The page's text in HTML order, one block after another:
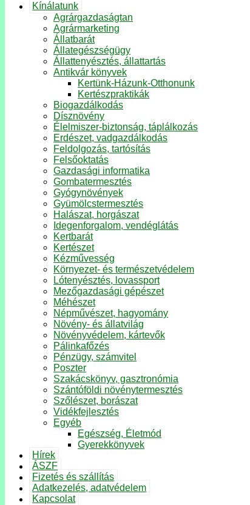
Kínálatunk
Agrárgazdaságtan
Agrármarketing
Állatbarát
Állategészségügy
Állattenyésztés, állattartás
Antikvár könyvek
Kertünk-Házunk-Otthonunk
Kertészpraktikák
Biogazdálkodás
Dísznövény
Élelmiszer-biztonság, táplálkozás
Erdészet, vadgazdálkodás
Feldolgozás, tartósítás
Felsőoktatás
Gazdasági informatika
Gombatermesztés
Gyógynövények
Gyümölcstermesztés
Halászat, horgászat
Idegenforgalom, vendéglátás
Kertbarát
Kertészet
Kézművesség
Környezet- és természetvédelem
Lótenyésztés, lovassport
Mezőgazdasági gépészet
Méhészet
Népművészet, hagyomány
Növény- és állatvilág
Növényvédelem, kártevők
Pálinkafőzés
Pénzügy, számvitel
Poszter
Szakácskönyv, gasztronómia
Szántóföldi növénytermesztés
Szőlészet, borászat
Vidékfejlesztés
Egyéb
Egészség, Életmód
Gyerekkönyvek
Hírek
ÁSZF
Fizetés és szállítás
Adatkezelés, adatvédelem
Kapcsolat